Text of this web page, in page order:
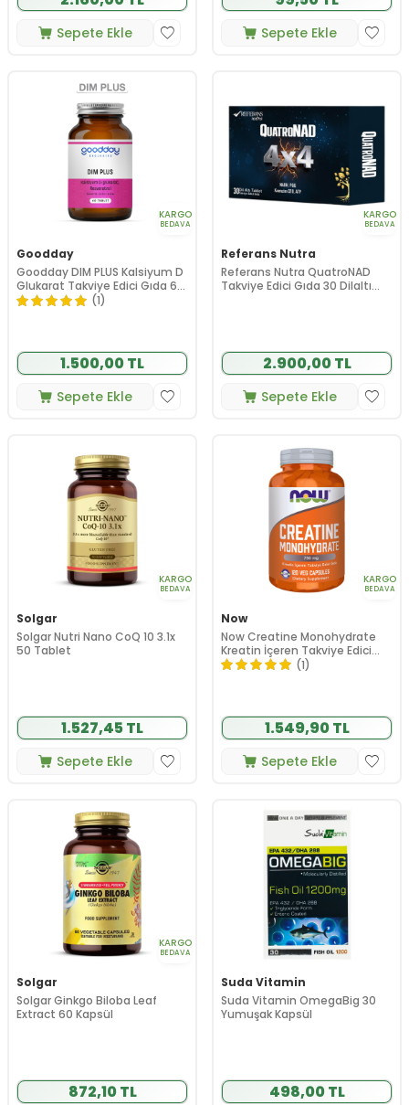
Sepete Ekle Sepete Ekle
KARGO
BEDAVA
Goodday
Goodday DIM PLUS Kalsiyum D
Glukarat Takviye Edici Gıda 60
Tablet
(1)
1.500,00 TL
Sepete Ekle
KARGO
BEDAVA
Referans Nutra
Referans Nutra QuatroNAD
Takviye Edici Gıda 30 Dilaltı
2.900,00 TL
Sepete Ekle
KARGO
BEDAVA
Solgar
Solgar Nutri Nano CoQ 10 3.1x
50 Tablet
1.527,45 TL
Sepete Ekle
KARGO
BEDAVA
Now
Now Creatine Monohydrate
Kreatin İçeren Takviye Edici
Gıda 120 Kapsül
(1)
1.549,90 TL
Sepete Ekle
KARGO
BEDAVA
Solgar
Solgar Ginkgo Biloba Leaf
Extract 60 Kapsül
872,10 TL
Suda Vitamin
Suda Vitamin OmegaBig 30
Yumuşak Kapsül
498,00 TL